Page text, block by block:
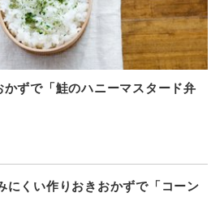
ずで「鮭のハニーマスタード弁
にくい作りおきおかずで「コーン